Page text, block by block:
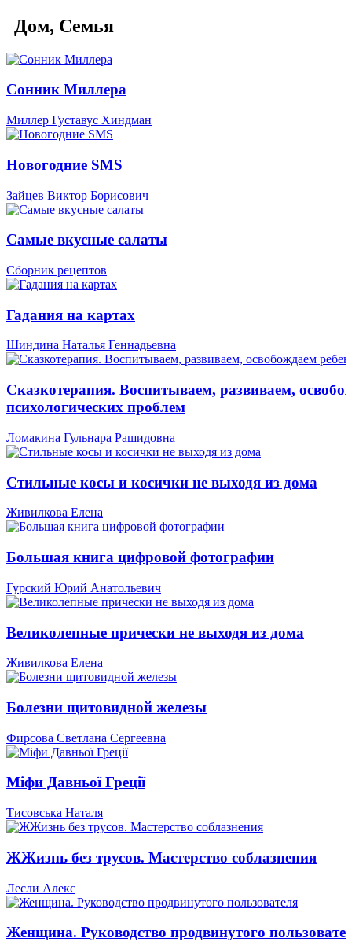
Дом, Семья
Сонник Миллера
Миллер Густавус Хиндман
Новогодние SMS
Зайцев Виктор Борисович
Самые вкусные салаты
Сборник рецептов
Гадания на картах
Шиндина Наталья Геннадьевна
Сказкотерапия. Воспитываем, развиваем,
психологических проблем
Ломакина Гульнара Рашидовна
Стильные косы и косички не выходя из дома
Живилкова Елена
Большая книга цифровой фотографии
Гурский Юрий Анатольевич
Великолепные прически не выходя из дома
Живилкова Елена
Болезни щитовидной железы
Фирсова Светлана Сергеевна
Міфи Давньої Греції
Тисовська Наталя
ЖЖизнь без трусов. Мастерство соблазнения
Лесли Алекс
Женщина. Руководство продвинутого